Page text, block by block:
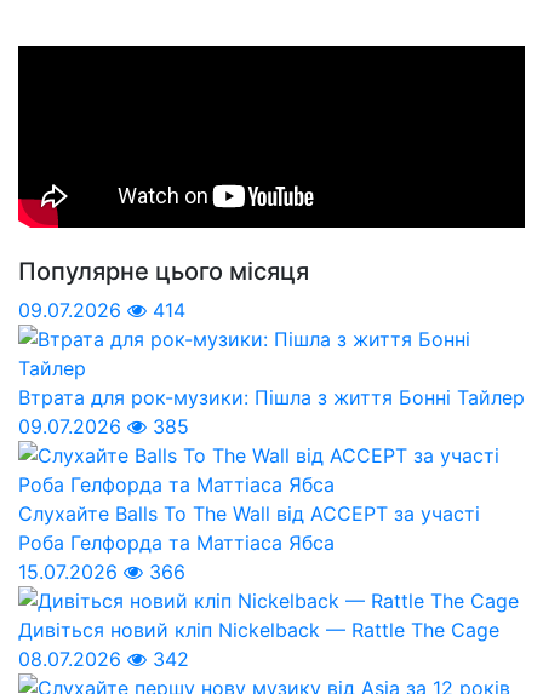
Популярне цього місяця
09.07.2026 414
Втрата для рок-музики: Пішла з життя Бонні Тайлер
09.07.2026
385
Слухайте Balls To The Wall від ACCEPT за участі
Роба Гелфорда та Маттіаса Ябса
15.07.2026
366
Дивіться новий кліп Nickelback — Rattle The Cage
08.07.2026
342